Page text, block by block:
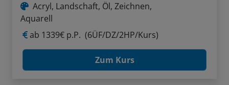
Acryl, Landschaft, Öl, Zeichnen,
Aquarell
ab 1339€ p.P. (6ÜF/DZ/2HP/Kurs)
Zum Kurs